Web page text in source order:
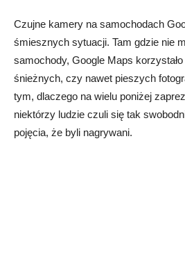
Czujne kamery na samochodach
śmiesznych sytuacji. Tam gdzie nie
samochody, Google Maps
śnieżnych, czy nawet pieszych
tym, dlaczego na wielu poniżej
niektórzy ludzie czuli się tak
pojęcia, że byli nagrywani.